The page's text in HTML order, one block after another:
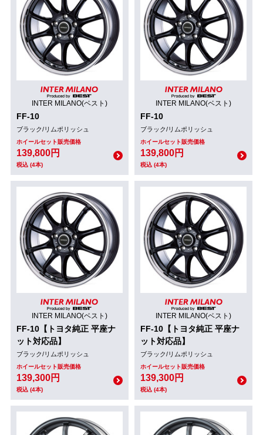
INTER MILANO(ベスト)
FF-10
ブラック/リムポリッシュ
ホイールセット販売価格
139,800円
税込 (4本)
INTER MILANO(ベスト)
FF-10
ブラック/リムポリッシュ
ホイールセット販売価格
139,800円
税込 (4本)
INTER MILANO(ベスト)
FF-10【トヨタ純正 平座ナ
ット対応品】
ブラック/リムポリッシュ
ホイールセット販売価格
139,300円
税込 (4本)
INTER MILANO(ベスト)
FF-10【トヨタ純正 平座ナ
ット対応品】
ブラック/リムポリッシュ
ホイールセット販売価格
139,300円
税込 (4本)